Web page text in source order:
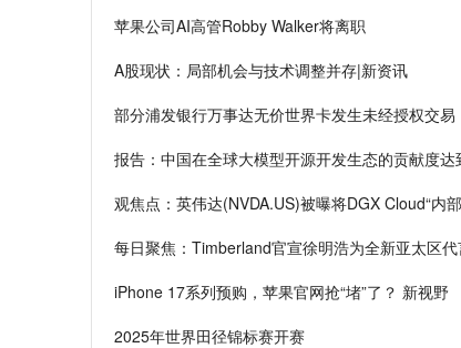
苹果公司AI高管Robby Walker将离职
A股现状：局部机会与技术调整并存|新资讯
部分浦发银行万事达无价世界卡发生未经授权交
报告：中国在全球大模型开源开发生态的贡献度
观焦点：英伟达(NVDA.US)被曝将DGX Cloud“内
每日聚焦：Timberland官宣徐明浩为全新亚太区代
iPhone 17系列预购，苹果官网抢“堵”了？ 新视野
2025年世界田径锦标赛开赛